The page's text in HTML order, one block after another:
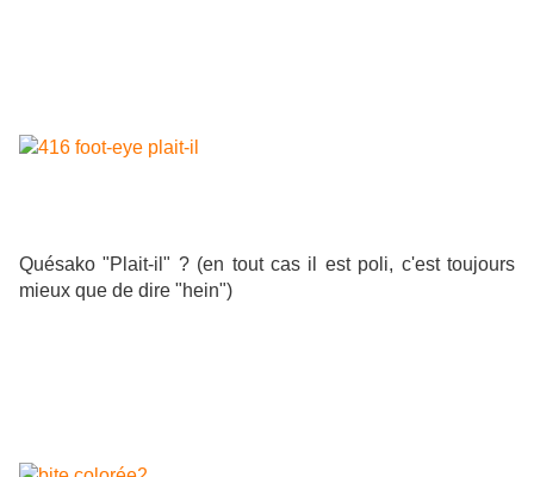
Quésako "Plait-il" ? (en tout cas il est poli, c'est toujours
mieux que de dire "hein")